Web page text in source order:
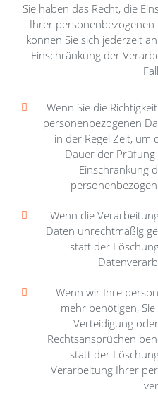
Sie haben das Recht, die
Ihrer
können Sie sich jederzeit
Einschränkung der
Wenn Sie die
personenbezogenen
in der Regel Zeit,
Dauer der Prüfung
Einschränkung
Wenn die
Daten unrechtmäßig
statt der
Wenn wir Ihre
mehr benötigen,
Verteidigung
Rechtsansprüchen
statt der
Verarbeitung Ihrer